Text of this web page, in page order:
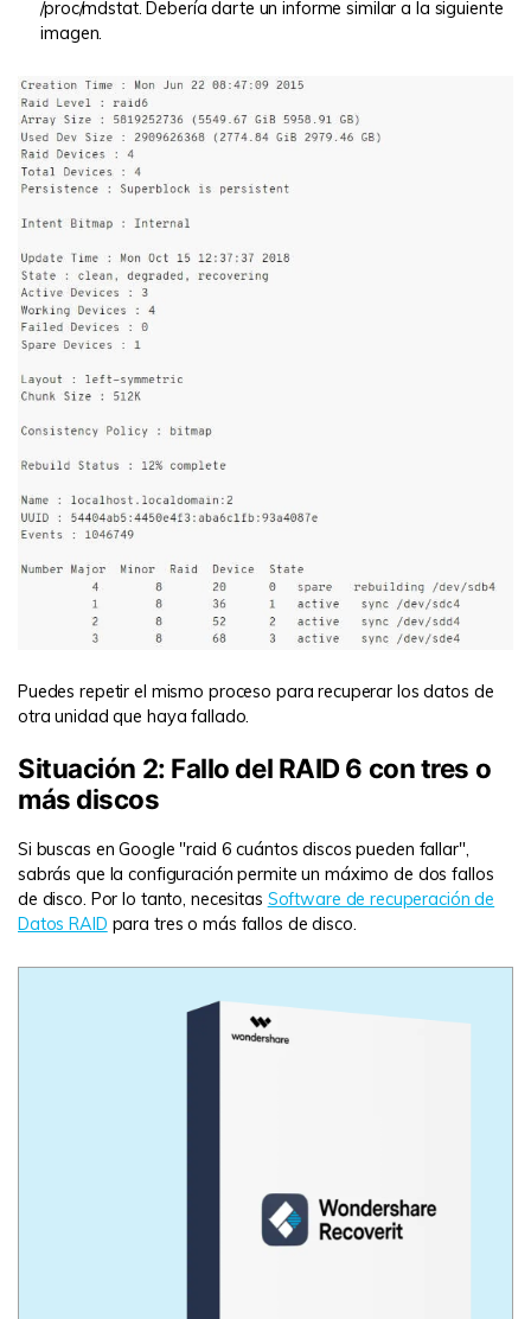
/proc/mdstat. Debería darte un informe similar a la siguiente
imagen.
Puedes repetir el mismo proceso para recuperar los datos de
otra unidad que haya fallado.
Situación 2: Fallo del RAID 6 con tres o
más discos
Si buscas en Google "raid 6 cuántos discos pueden fallar",
sabrás que la configuración permite un máximo de dos fallos
de disco. Por lo tanto, necesitas Software de recuperación de
Datos RAID para tres o más fallos de disco.